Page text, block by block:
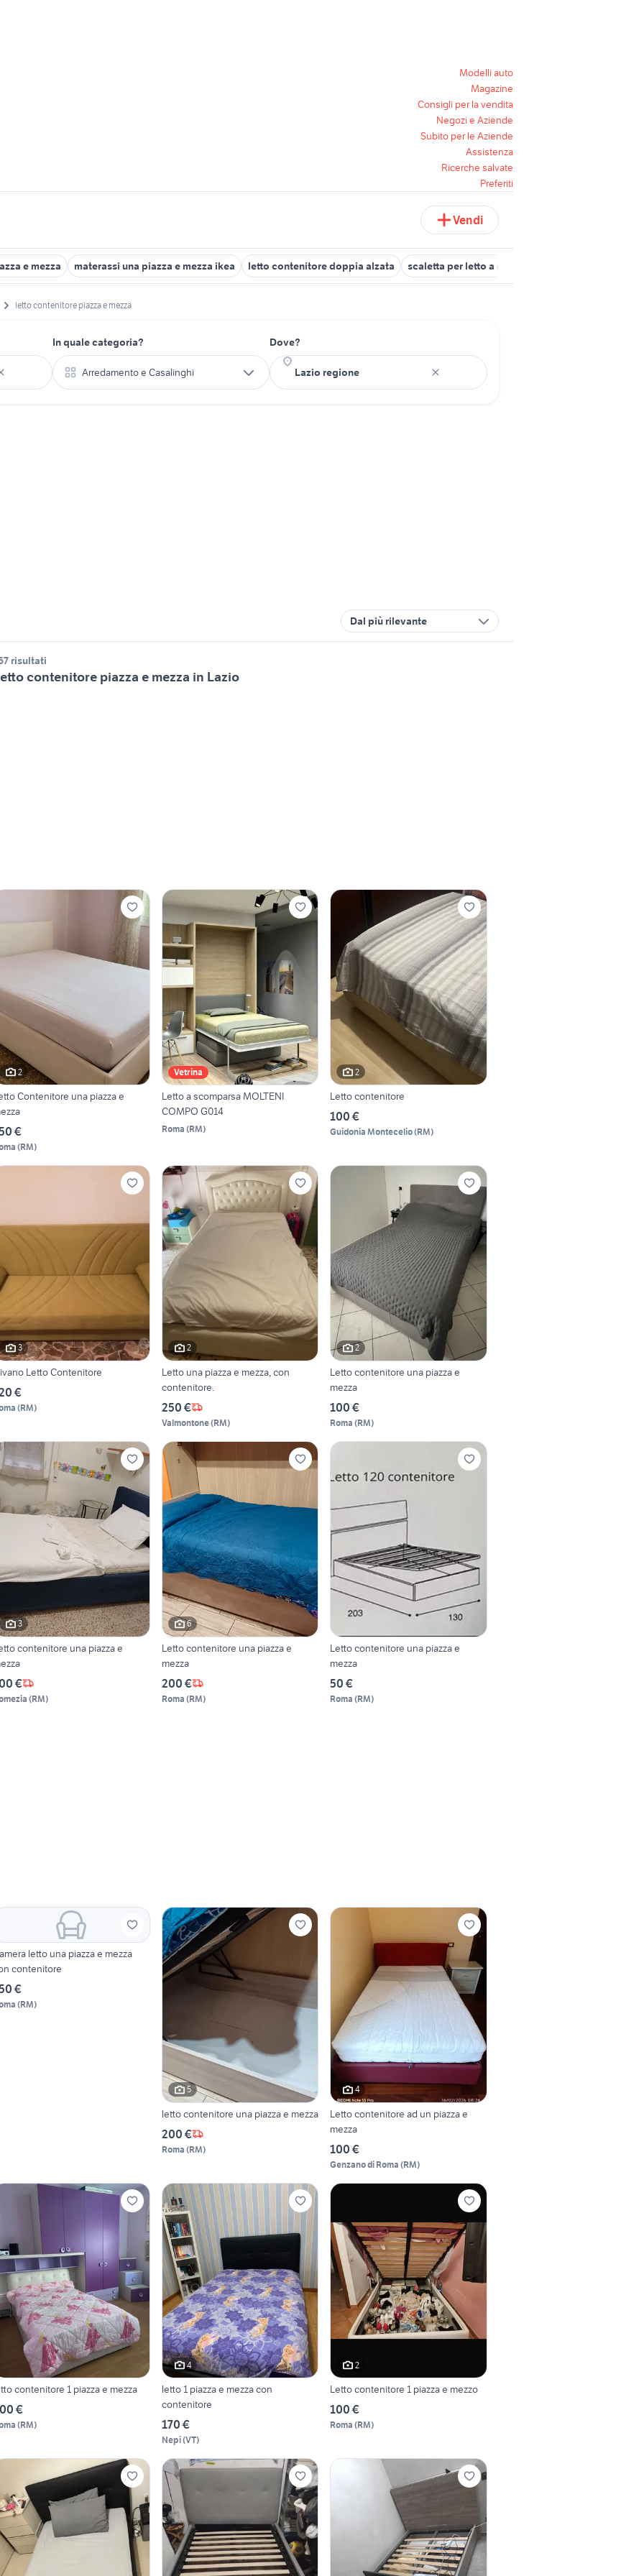
Modelli auto
Magazine
Consigli per la vendita
Negozi e Aziende
Subito per le Aziende
Assistenza
Ricerche salvate
Preferiti
Vendi
e mezza materassi una piazza e mezza ikea letto contenitore doppia alzata scaletta per letto a castello
letto contenitore piazza e mezza
In quale categoria?
Arredamento e Casalinghi
Dove?
Dal più rilevante
risultati
contenitore piazza e mezza in Lazio
2
Contenitore una piazza e
€
(RM)
Vetrina
Letto a scomparsa MOLTENI
COMPO G014
Roma (RM)
2
Letto contenitore
100 €
Guidonia Montecelio(RM)
3
Letto Contenitore
€
(RM)
2
Letto una piazza e mezza, con
contenitore.
250 €
Valmontone(RM)
2
Letto contenitore una piazza e
mezza
100 €
Roma (RM)
3
contenitore una piazza e
€
(RM)
6
Letto contenitore una piazza e
mezza
200 €
Roma (RM)
Letto contenitore una piazza e
mezza
50 €
Roma (RM)
letto una piazza e mezza
contenitore
€
(RM)
5
letto contenitore una piazza e mezza
200 €
Roma (RM)
4
Letto contenitore ad un piazza e
mezza
100 €
Genzano di Roma (RM)
contenitore 1 piazza e mezza
€
(RM)
4
letto 1 piazza e mezza con
contenitore
170 €
Nepi(VT)
2
Letto contenitore 1 piazza e mezzo
100 €
Roma (RM)